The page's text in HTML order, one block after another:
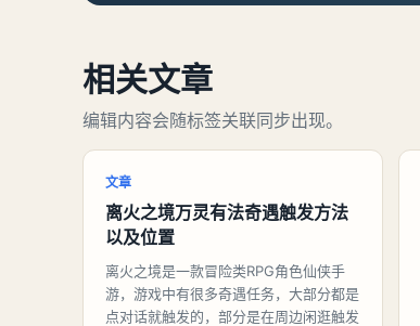
相关文章
编辑内容会随标签关联同步出现。
文章
离火之境万灵有法奇遇触发方法
以及位置
离火之境是一款冒险类RPG角色仙侠手
游，游戏中有很多奇遇任务，大部分都是
点对话就触发的，部分是在周边闲逛触发